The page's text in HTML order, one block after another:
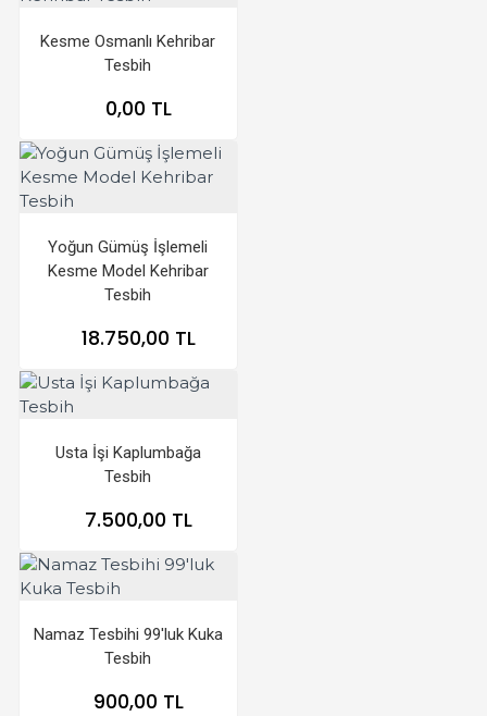
Kesme Osmanlı Kehribar
Tesbih
0,00 TL
Yoğun Gümüş İşlemeli
Kesme Model Kehribar
Tesbih
18.750,00 TL
Usta İşi Kaplumbağa
Tesbih
7.500,00 TL
Namaz Tesbihi 99'luk Kuka
Tesbih
900,00 TL